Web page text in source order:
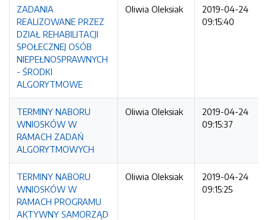
ZADANIA
REALIZOWANE PRZEZ
DZIAŁ REHABILITACJI
SPOŁECZNEJ OSÓB
NIEPEŁNOSPRAWNYCH
- ŚRODKI
ALGORYTMOWE
Oliwia Oleksiak
2019-04-24
09:15:40
TERMINY NABORU
WNIOSKÓW W
RAMACH ZADAŃ
ALGORYTMOWYCH
Oliwia Oleksiak
2019-04-24
09:15:37
TERMINY NABORU
WNIOSKÓW W
RAMACH PROGRAMU
AKTYWNY SAMORZĄD
Oliwia Oleksiak
2019-04-24
09:15:25